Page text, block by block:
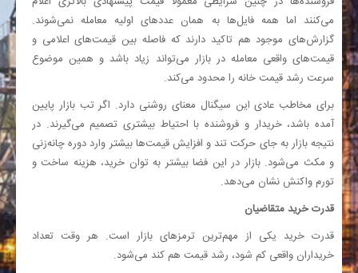
می‌کنند اما همه فایل‌ها به همان عددهای اولیه معامله نمی‌شوند.
گزارش‌های موجود هم تاکید دارند که فاصله بین قیمت‌های اعلامی و
قیمت‌های واقعی معامله در بازار می‌تواند زیاد باشد و همین موضوع
سرعت رشد قیمت خانه را محدود می‌کند.
برای مخاطب عادی این سیگنال معنای روشنی دارد. اگر تب بازار پایین
آمده باشد، خریدار و فروشنده با احتیاط بیشتری تصمیم می‌گیرند. در
نتیجه بازار به جای حرکت تند و افزایش قیمت‌ها بیشتر وارد دوره چانه‌زنی
و مکث می‌شود. بازار در این فضا بیشتر به توان خرید، هزینه ساخت و
تورم واکنش نشان می‌دهد.
قدرت خرید متقاضیان
قدرت خرید یکی از مهم‌ترین ترمزهای بازار است. هر وقت تعداد
خریداران واقعی کم شود، رشد قیمت هم کند می‌شود.